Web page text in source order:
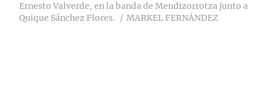
Ernesto Valverde, en la banda de Mendizorrotza junto a
Quique Sánchez Flores.
MARKEL FERNÁNDEZ